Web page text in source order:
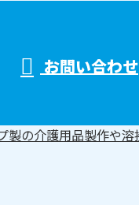
お問い合わせ